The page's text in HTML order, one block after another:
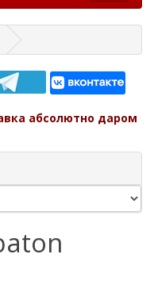
абсолютно даром